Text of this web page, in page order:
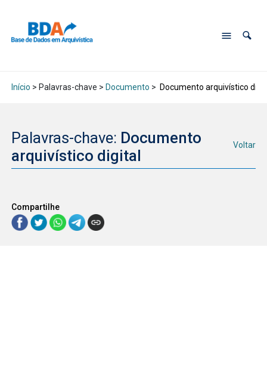
Início > Palavras-chave > Documento > Documento arquivístico
Palavras-chave: Documento
arquivístico digital
Voltar
Compartilhe